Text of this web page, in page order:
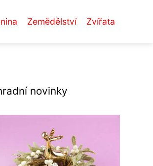
Zemědělství Zvířata
novinky